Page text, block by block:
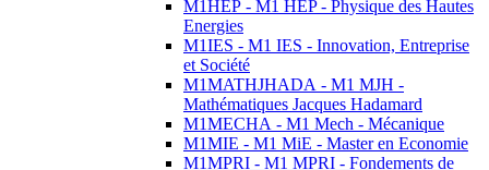
M1HEP - M1 HEP - Physique des Hautes
Energies
M1IES - M1 IES - Innovation, Entreprise
et Société
M1MATHJHADA - M1 MJH -
Mathématiques Jacques Hadamard
M1MECHA - M1 Mech - Mécanique
M1MIE - M1 MiE - Master en Economie
M1MPRI - M1 MPRI - Fondements de